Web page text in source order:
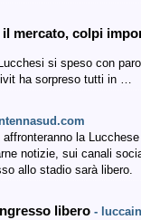
mercato, colpi
si speso con
ha sorpreso tutti in …
la
notizie, sui canali
allo stadio sarà libero.
libero -